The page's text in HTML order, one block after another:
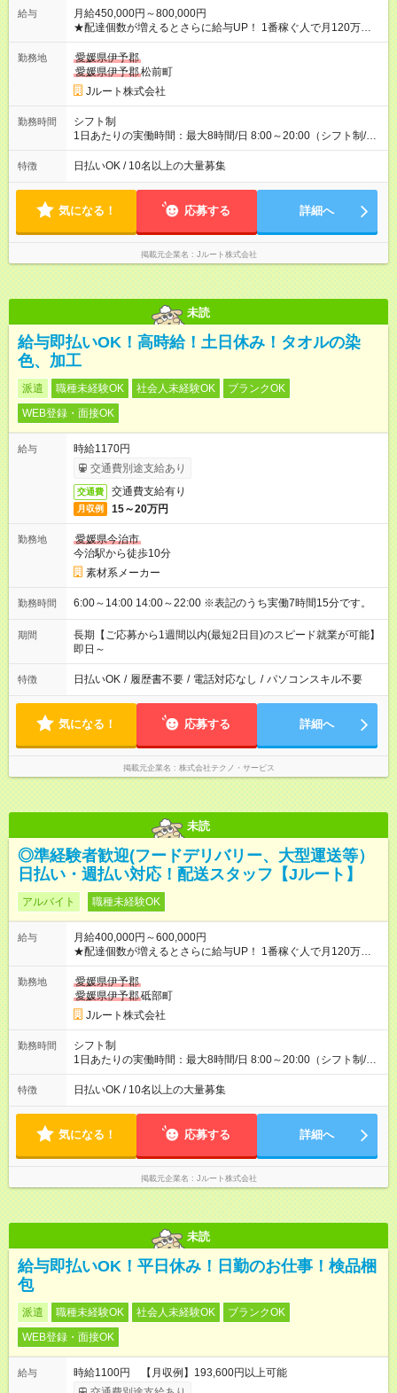
給与
月給450,000円～800,000円
★配達個数が増えるとさらに給与UP！ 1番稼ぐ人で月120万ほ
ど！ ・主要都市エリア 月収55万円／週5日稼働 月収65万~112
万円／週6日稼働 ・地方郊外エリア 月収40万円／週5日稼働 月
収40万円~50万円／週6日稼働 ＜モデルイメージ＞ ■月収50万
円 (27歳男性/江東区在住)※元建築関係 1日150個配達×25日勤務
(日休み) ■月収80万円(43歳男性/墨田区在住)※元営業 1日200個
勤務地
愛媛県伊予郡
愛媛県伊予郡松前町
Jルート株式会社
勤務時間
シフト制
1日あたりの実働時間：最大8時間/日 8:00～20:00（シフト制/実
働8時間） ※週5日勤務（場所次第では週4も有り） ※配達状況に
よって時間外での勤務可能性有り ※案件により多少の前後あり
特徴 日払いOK / 10名以上の大量募集
気になる！ 応募する 詳細へ
掲載元企業名 Jルート株式会社
未読
給与即払いOK！高時給！土日休み！タオルの染
色、加工
派遣 職種未経験OK 社会人未経験OK
ブランクOK
WEB登録・面接OK
給与
時給1170円
交通費別途支給あり
交通費 交通費支給有り
月収例 15～20万円
勤務地
愛媛県今治市
今治駅から徒歩10分
素材系メーカー
勤務時間 6:00～14:00 14:00～22:00 ※表記のうち実働7時間15分です。
期間
長期【ご応募から1週間以内(最短2日目)のスピード就業が可能】
即日～
特徴 日払いOK / 履歴書不要 / 電話対応なし / パソコンスキル不要
気になる！ 応募する 詳細へ
掲載元企業名 株式会社テクノ・サービス
未読
◎準経験者歓迎(フードデリバリー、大型運送等）
日払い・週払い対応！配送スタッフ【Jルート】
アルバイト 職種未経験OK
給与
月給400,000円～600,000円
★配達個数が増えるとさらに給与UP！ 1番稼ぐ人で月120万ほ
ど！ ・主要都市エリア 月収55万円／週5日稼働 月収65万~112
万円／週6日稼働 ・地方郊外エリア 月収40万円／週5日稼働 月
収40万円~50万円／週6日稼働 ＜モデルイメージ＞ ■月収50万
円 (27歳男性/江東区在住)※元建築関係 1日150個配達×25日勤務
(日休み) ■月収80万円(43歳男性/墨田区在住)※元営業 1日200個
勤務地
愛媛県伊予郡
愛媛県伊予郡砥部町
Jルート株式会社
勤務時間
シフト制
1日あたりの実働時間：最大8時間/日 8:00～20:00（シフト制/実
働8時間） ※週5日勤務（場所次第では週4も有り） ※配達状況に
よって時間外での勤務可能性有り ※案件により多少の前後あり
特徴 日払いOK / 10名以上の大量募集
気になる！ 応募する 詳細へ
掲載元企業名 Jルート株式会社
未読
給与即払いOK！平日休み！日勤のお仕事！検品梱
包
派遣 職種未経験OK 社会人未経験OK
ブランクOK
WEB登録・面接OK
給与
時給1100円 【月収例】193,600円以上可能